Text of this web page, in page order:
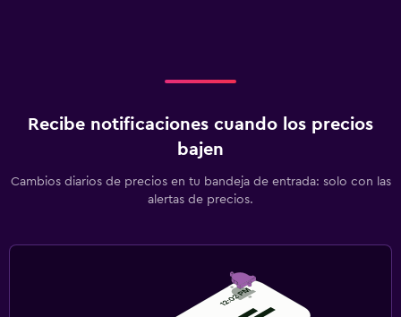
Recibe notificaciones cuando los precios
bajen
Cambios diarios de precios en tu bandeja de entrada: solo con las
alertas de precios.